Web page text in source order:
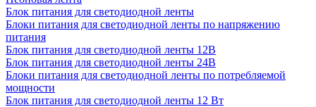
Блок питания для светодиодной ленты
Блоки питания для светодиодной ленты по напряжению
питания
Блок питания для светодиодной ленты 12В
Блок питания для светодиодной ленты 24В
Блоки питания для светодиодной ленты по потребляемой
мощности
Блок питания для светодиодной ленты 12 Вт